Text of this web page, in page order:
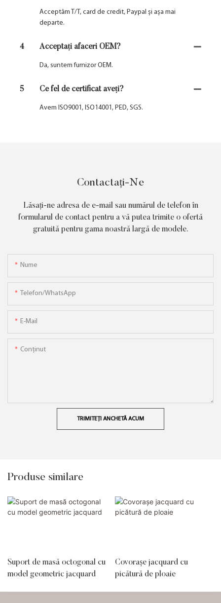
Acceptăm T/T, card de credit, Paypal și așa mai
departe.
4 Acceptați afaceri OEM?
Da, suntem furnizor OEM.
5 Ce fel de certificat aveți?
Avem ISO9001, ISO14001, PED, SGS.
Contactați-Ne
Lăsați-ne adresa de e-mail sau numărul de telefon în
formularul de contact pentru a vă putea trimite o ofertă
gratuită pentru gama noastră largă de modele.
Nume
Telefon/WhatsApp
E-Mail
Conţinut
TRIMITEȚI ANCHETĂ ACUM
Produse similare
Suport de masă octogonal cu
model geometric jacquard
Covorașe jacquard cu
picătură de ploaie